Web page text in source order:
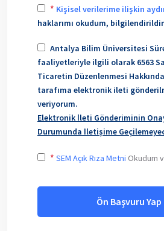
* Kişisel verilerime ilişkin
haklarımı okudum,
Antalya Bilim Üniversitesi
faaliyetleriyle ilgili olarak 6563
Ticaretin Düzenlenmesi
tarafıma elektronik ileti
veriyorum.
Elektronik İleti Gönderiminin
Durumunda İletişime
* SEM Açık Rıza Metni Okudum
Ön Başvuru Yap